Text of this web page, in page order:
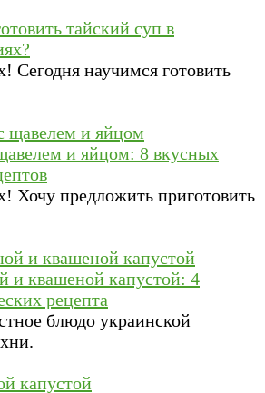
тайский суп в
Сегодня научимся готовить
и яйцом: 8 вкусных
Хочу предложить приготовить
и квашеной капустой: 4
рецепта
блюдо украинской